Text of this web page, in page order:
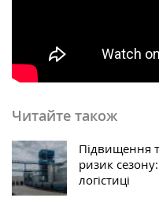
Читайте також
Підвищення
ризик
логістиці